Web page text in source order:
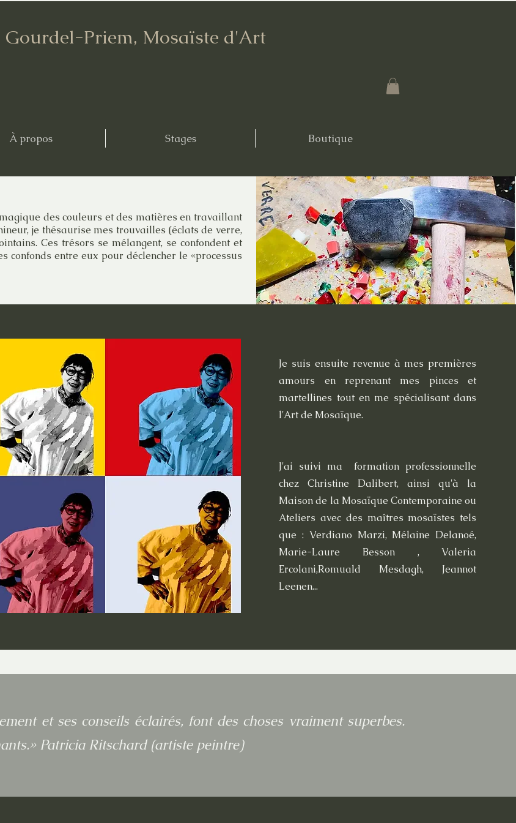
Gourdel-Priem, Mosaïste d'Art
À propos Stages Boutique
des couleurs et des matières en travaillant
je thésaurise mes trouvailles (éclats de verre,
Ces trésors se mélangent, se confondent et
confonds entre eux pour déclencher le «processus
Je suis ensuite revenue à mes premières
amours en reprenant mes pinces et
martellines tout en me spécialisant dans
l'Art de Mosaïque.
J'ai suivi ma formation professionnelle
chez Christine Dalibert, ainsi qu'à la
Maison de la Mosaïque Contemporaine ou
Ateliers avec des maîtres mosaïstes tels
que : Verdiano Marzi, Mélaine Delanoé,
Marie-Laure Besson , Valeria
Ercolani,Romuald Mesdagh, Jeannot
Leenen...
et ses conseils éclairés, font des choses vraiment superbes.
Patricia Ritschard (artiste peintre)